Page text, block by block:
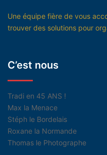
Une équipe fière de vous
trouver des solutions pour
C’est nous
Tradi en 45 ANS !
Max la Menace
Stéph le Bordelais
Roxane la Normande
Thomas le Photographe